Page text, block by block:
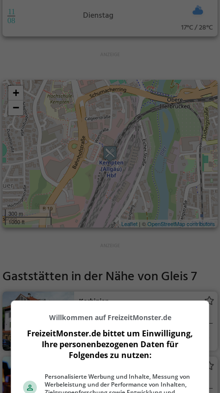
11
08
Dienstag
17°C / 28°C
+
−
300 m
1000 ft
Leaflet | ©OpenStreetMap contributors
Gaststätten in der Nähe vonGleis 7
Korbinian
Restaurant in Kempten (Allgäu)
Kempten (Allgäu)
Restaurant, Aben
dessen, Mittagessen,
Bayerisch, Regionalk
Bar in Kempten (Allgäu)
Willkommen auf FreizeitMonster.de
FreizeitMonster.de bittet um Einwilligung,
Ihre personenbezogenen Daten für
Folgendes zu nutzen:
Personalisierte Werbung und Inhalte, Messung von
Werbeleistung und der Performance von Inhalten,